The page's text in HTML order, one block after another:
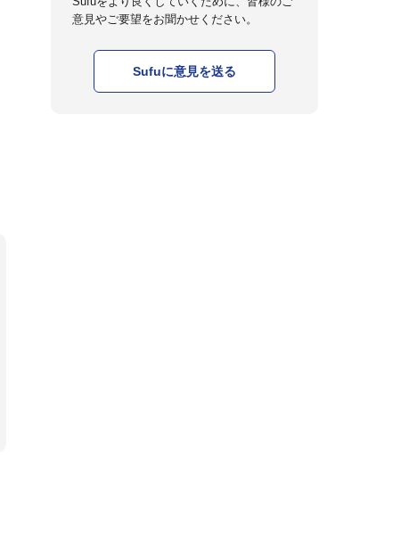
意見やご要望をお聞かせください。
Sufuに意見を送る